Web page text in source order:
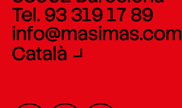
Tel. 93 319 17 89
info@masimas.com
Català